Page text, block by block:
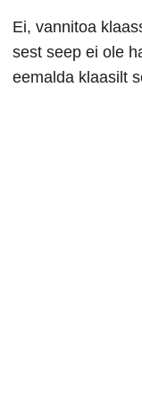
Ei, vannitoa
sest seep ei ole
eemalda klaasilt